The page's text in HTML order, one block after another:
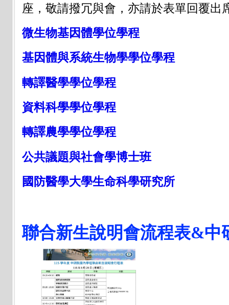
座，敬請撥冗與會，亦請於表單回覆出
微生物基因體學位學程
基因體與系統生物學學位學程
轉譯醫學學位學程
資料科學學位學程
轉譯農學學位學程
公共議題與社會學博士班
國防醫學大學生命科學研究所
聯合新生說明會流程表&中